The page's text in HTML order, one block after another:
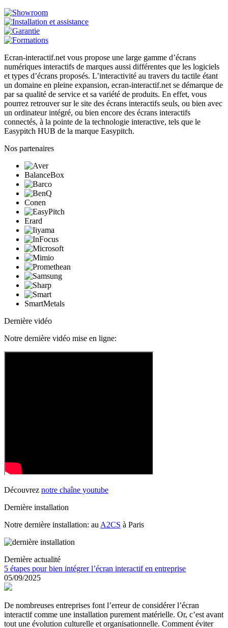
Ecran-interactif.net vous propose une large gamme d’écrans
numériques interactifs de marques aussi différentes que les logiciels
et types d’écrans proposés. L’interactivité au travers du tactile étant
un domaine en pleine expansion, ecran-interactif.net se démarque de
par sa qualité de service et sa variété de produits. En effet, vous
pourrez retrouver sur le site des écrans interactifs seuls, ou bien avec
un ordinateur intégré, ou bien encore des écrans interactifs
connectés, à la pointe de la technologie interactive, tels que le
Easypitch HUB de la marque Easypitch.
Nos partenaires
BalanceBox
Conen
Erard
SmartMetals
Dernière vidéo
Notre dernière vidéo mise en ligne:
Découvrez notre chaîne youtube
Dernière installation
Notre dernière installation: au A2CS à Paris
Dernière actualité
5 étapes pour bien intégrer l’écran interactif en entreprise
05/09/2025
De nombreuses entreprises font l’erreur de considérer l’écran
interactif comme une installation purement matérielle. Or, c’est avant
tout une évolution culturelle et organisationnelle. Comment éviter